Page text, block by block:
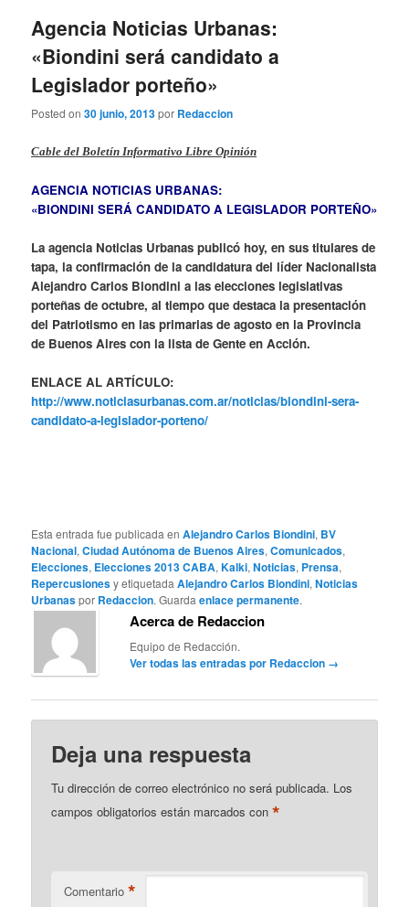
Agencia Noticias Urbanas:
«Biondini será candidato a
Legislador porteño»
Posted on30 junio, 2013por Redaccion
Cable del Boletín Informativo Libre Opinión
AGENCIA NOTICIAS URBANAS:
«BIONDINI SERÁ CANDIDATO A LEGISLADOR PORTEÑO»
La agencia Noticias Urbanas publicó hoy, en sus titulares de
tapa, la confirmación de la candidatura del líder Nacionalista
Alejandro Carlos Biondini a las elecciones legislativas
porteñas de octubre, al tiempo que destaca la presentación
del Patriotismo en las primarias de agosto en la Provincia
de Buenos Aires con la lista de Gente en Acción.
ENLACE AL ARTÍCULO:
http://www.noticiasurbanas.com.ar/noticias/biondini-sera-
candidato-a-legislador-porteno/
Esta entrada fue publicada enAlejandro Carlos Biondini, BV
Nacional,Ciudad Autónoma de Buenos Aires,Comunicados,
Elecciones, Elecciones 2013 CABA,Kalki,Noticias, Prensa,
Repercusionesy etiquetadaAlejandro Carlos Biondini,Noticias
Urbanaspor Redaccion. Guardaenlace permanente.
Acerca de Redaccion
Equipo de Redacción.
Ver todas las entradas por Redaccion →
Deja una respuesta
Tu dirección de correo electrónico no será publicada. Los
campos obligatorios están marcados con*
Comentario *